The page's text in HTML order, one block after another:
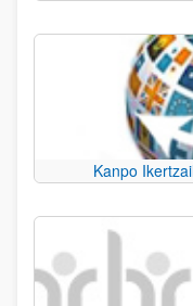
Kanpo